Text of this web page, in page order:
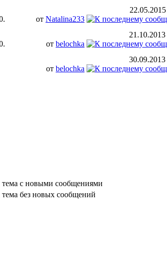
22.05.2015
от Natalina233
21.10.2013
от belochka
30.09.2013
от belochka
тема с новыми сообщениями
без новых сообщений